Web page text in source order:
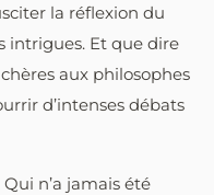
la réflexion du
intrigues. Et que dire
aux philosophes
d’intenses débats
n’a jamais été